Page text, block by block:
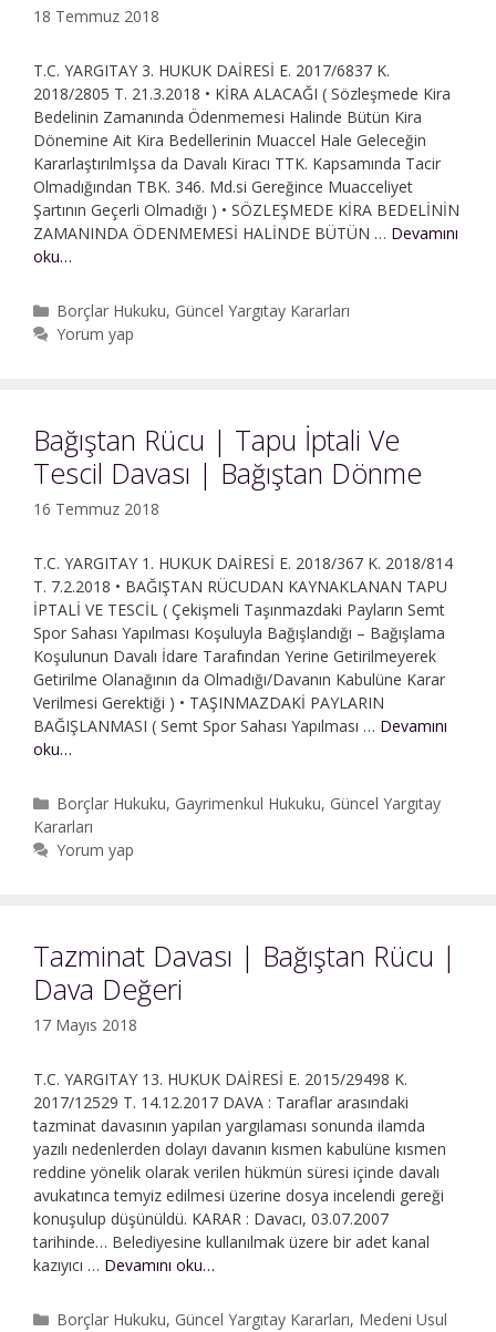
18 Temmuz 2018
T.C. YARGITAY 3. HUKUK DAİRESİ E. 2017/6837 K.
2018/2805 T. 21.3.2018 • KİRA ALACAĞI ( Sözleşmede Kira
Bedelinin Zamanında Ödenmemesi Halinde Bütün Kira
Dönemine Ait Kira Bedellerinin Muaccel Hale Geleceğin
KararlaştırılmIşsa da Davalı Kiracı TTK. Kapsamında Tacir
Olmadığından TBK. 346. Md.si Gereğince Muacceliyet
Şartının Geçerli Olmadığı ) • SÖZLEŞMEDE KİRA BEDELİNİN
ZAMANINDA ÖDENMEMESİ HALİNDE BÜTÜN … Devamını
oku…
Tacir
Olmayan
Şartı
|
Alacak
Davası
Kategoriler
Borçlar Hukuku, Güncel Yargıtay Kararları
Yorum yap
Bağıştan Rücu | Tapu İptali Ve
Tescil Davası | Bağıştan Dönme
16 Temmuz 2018
T.C. YARGITAY 1. HUKUK DAİRESİ E. 2018/367 K. 2018/814
T. 7.2.2018 • BAĞIŞTAN RÜCUDAN KAYNAKLANAN TAPU
İPTALİ VE TESCİL ( Çekişmeli Taşınmazdaki Payların Semt
Spor Sahası Yapılması Koşuluyla Bağışlandığı – Bağışlama
Koşulunun Davalı İdare Tarafından Yerine Getirilmeyerek
Getirilme Olanağının da Olmadığı/Davanın Kabulüne Karar
Verilmesi Gerektiği ) • TAŞINMAZDAKİ PAYLARIN
BAĞIŞLANMASI ( Semt Spor Sahası Yapılması … Devamını
oku…
Tapu
Bağıştan
Dönme
Kategoriler
Borçlar Hukuku, Gayrimenkul Hukuku, Güncel Yargıtay
Kararları
Yorum yap
Tazminat Davası | Bağıştan Rücu |
Dava Değeri
17 Mayıs 2018
T.C. YARGITAY 13. HUKUK DAİRESİ E. 2015/29498 K.
2017/12529 T. 14.12.2017 DAVA : Taraflar arasındaki
tazminat davasının yapılan yargılaması sonunda ilamda
yazılı nedenlerden dolayı davanın kısmen kabulüne kısmen
reddine yönelik olarak verilen hükmün süresi içinde davalı
avukatınca temyiz edilmesi üzerine dosya incelendi gereği
konuşulup düşünüldü. KARAR : Davacı, 03.07.2007
tarihinde… Belediyesine kullanılmak üzere bir adet kanal
kazıyıcı … Devamını oku…
|
Kategoriler
Borçlar Hukuku, Güncel Yargıtay Kararları, Medeni Usul